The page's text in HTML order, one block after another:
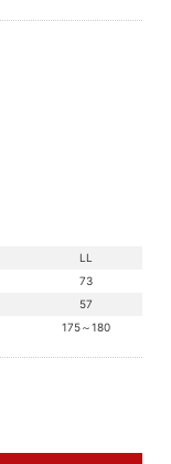
LL
73
57
175～180